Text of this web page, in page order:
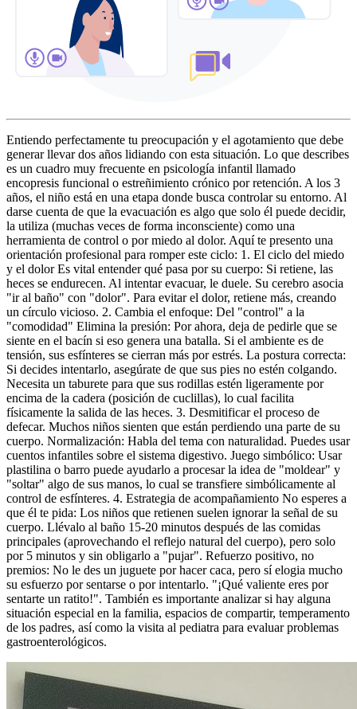
Entiendo perfectamente tu preocupación y el agotamiento que debe
generar llevar dos años lidiando con esta situación. Lo que describes
es un cuadro muy frecuente en psicología infantil llamado
encopresis funcional o estreñimiento crónico por retención. A los 3
años, el niño está en una etapa donde busca controlar su entorno. Al
darse cuenta de que la evacuación es algo que solo él puede decidir,
la utiliza (muchas veces de forma inconsciente) como una
herramienta de control o por miedo al dolor. Aquí te presento una
orientación profesional para romper este ciclo: 1. El ciclo del miedo
y el dolor Es vital entender qué pasa por su cuerpo: Si retiene, las
heces se endurecen. Al intentar evacuar, le duele. Su cerebro asocia
"ir al baño" con "dolor". Para evitar el dolor, retiene más, creando
un círculo vicioso. 2. Cambia el enfoque: Del "control" a la
"comodidad" Elimina la presión: Por ahora, deja de pedirle que se
siente en el bacín si eso genera una batalla. Si el ambiente es de
tensión, sus esfínteres se cierran más por estrés. La postura correcta:
Si decides intentarlo, asegúrate de que sus pies no estén colgando.
Necesita un taburete para que sus rodillas estén ligeramente por
encima de la cadera (posición de cuclillas), lo cual facilita
físicamente la salida de las heces. 3. Desmitificar el proceso de
defecar. Muchos niños sienten que están perdiendo una parte de su
cuerpo. Normalización: Habla del tema con naturalidad. Puedes usar
cuentos infantiles sobre el sistema digestivo. Juego simbólico: Usar
plastilina o barro puede ayudarlo a procesar la idea de "moldear" y
"soltar" algo de sus manos, lo cual se transfiere simbólicamente al
control de esfínteres. 4. Estrategia de acompañamiento No esperes a
que él te pida: Los niños que retienen suelen ignorar la señal de su
cuerpo. Llévalo al baño 15-20 minutos después de las comidas
principales (aprovechando el reflejo natural del cuerpo), pero solo
por 5 minutos y sin obligarlo a "pujar". Refuerzo positivo, no
premios: No le des un juguete por hacer caca, pero sí elogia mucho
su esfuerzo por sentarse o por intentarlo. "¡Qué valiente eres por
sentarte un ratito!". También es importante analizar si hay alguna
situación especial en la familia, espacios de compartir, temperamento
de los padres, así como la visita al pediatra para evaluar problemas
gastroenterológicos.